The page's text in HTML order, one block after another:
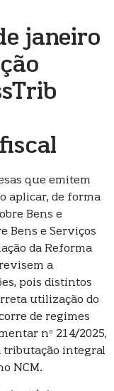
janeiro
que emitem
aplicar, de forma
Bens e
Bens e Serviços
da Reforma
a
pois distintos
utilização do
de regimes
nº 214/2025,
tributação integral
NCM.